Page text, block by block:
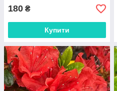
180 ₴
Купити